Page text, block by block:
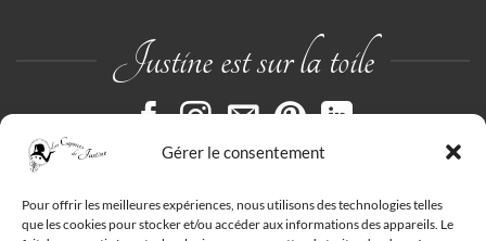
Gérer le consentement
Pour offrir les meilleures expériences, nous utilisons des technologies telles
que les cookies pour stocker et/ou accéder aux informations des appareils. Le
chèque
Justine est sur la toile